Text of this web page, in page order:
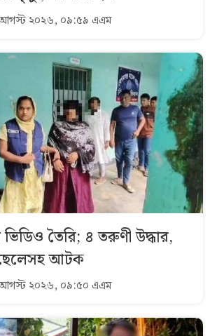
২০২৬, ০৯:৫৯ এএম
ভিডিও তৈরি; ৪ তরুণী উদ্ধার,
ছেলেসহ আটক
২০২৬, ০৯:৫০ এএম